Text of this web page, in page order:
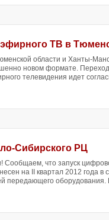
ТВ в
области и Ханты-
новом формате.
телевидения идет
Сибирского РЦ
Сообщаем, что запуск
на II квартал 2012 года в
передающего оборудования.